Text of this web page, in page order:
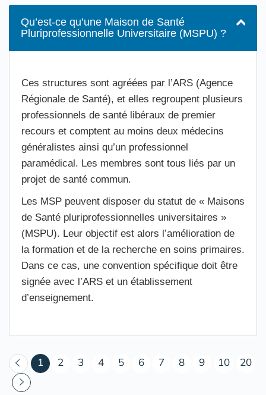
Qu’est-ce qu’une Maison de Santé
Pluriprofessionnelle Universitaire (MSPU) ?
Ces structures sont agréées par l’ARS (Agence
Régionale de Santé), et elles regroupent plusieurs
professionnels de santé libéraux de premier
recours et comptent au moins deux médecins
généralistes ainsi qu’un professionnel
paramédical. Les membres sont tous liés par un
projet de santé commun.
Les MSP peuvent disposer du statut de « Maisons
de Santé pluriprofessionnelles universitaires »
(MSPU). Leur objectif est alors l’amélioration de
la formation et de la recherche en soins primaires.
Dans ce cas, une convention spécifique doit être
signée avec l’ARS et un établissement
d’enseignement.
1 (courant)
2 3 4 5 6 7 8 9 10 20